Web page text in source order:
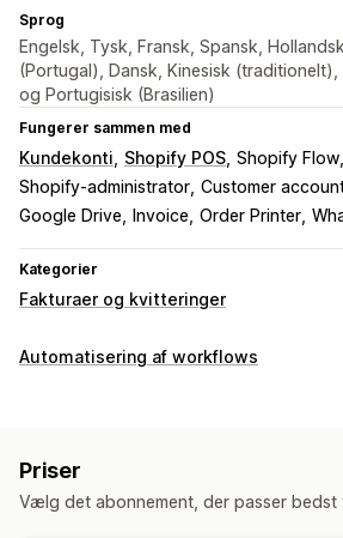
Sprog
Engelsk, Tysk, Fransk, Spansk,
(Portugal), Dansk, Kinesisk
og Portugisisk (Brasilien)
Fungerer sammen med
Kundekonti Shopify POS Shopify Flow
Shopify-administrator Customer
Google Drive
Invoice Order Printer
Kategorier
Fakturaer og kvitteringer
Dokumenttyper
Fragtlabels
Automatisering af workflows
Behandling af ordrer
Priser
Vælg det abonnement, der passer bedst